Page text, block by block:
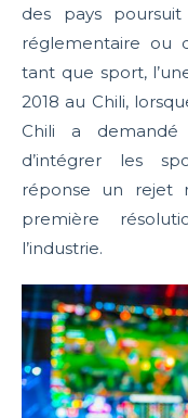
des pays
réglementaire ou
tant que sport,
2018 au Chili,
Chili a
d’intégrer les
réponse un rejet
première
l’industrie.